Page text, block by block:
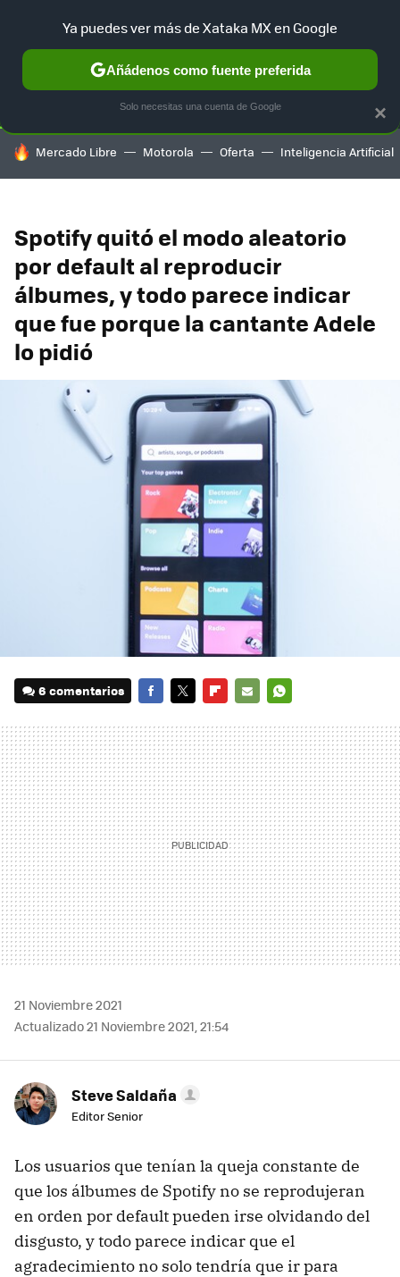
SELECCIÓN GAMING HOME AUTO TERRITORIO
HOY SE HABLA DE
Mercado Libre Motorola Oferta Inteligencia Artificial
Spotify quitó el modo aleatorio
por default al reproducir
álbumes, y todo parece indicar
que fue porque la cantante Adele
lo pidió
6 comentarios
MAIL
21 Noviembre 2021
Actualizado 21 Noviembre 2021, 21:54
Steve Saldaña
Editor Senior
Los usuarios que tenían la queja constante de
que los álbumes de Spotify no se reprodujeran
en orden por default pueden irse olvidando del
disgusto, y todo parece indicar que el
agradecimiento no solo tendría que ir para
×
Ya puedes ver más de Xataka MX en Google
Añádenos como fuente preferida
Solo necesitas una cuenta de Google